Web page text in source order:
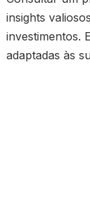
insights
investimentos.
adaptadas às